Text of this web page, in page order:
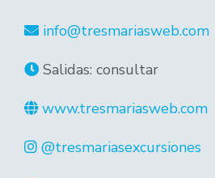
info@tresmariasweb.com
Salidas: consultar
www.tresmariasweb.com
@tresmariasexcursiones